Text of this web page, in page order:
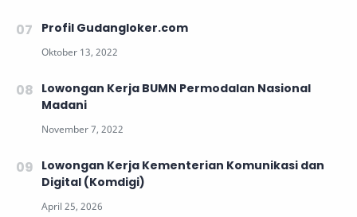
Profil Gudangloker.com
Lowongan Kerja BUMN Permodalan Nasional
Madani
Lowongan Kerja Kementerian Komunikasi dan
Digital (Komdigi)